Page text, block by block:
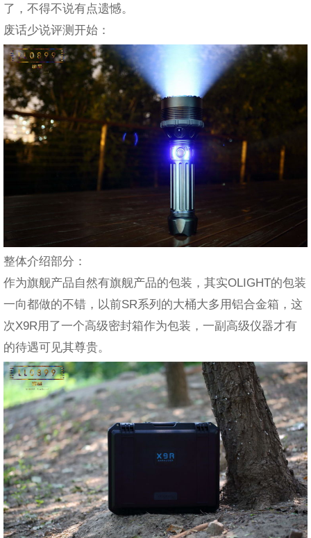
了，不得不说有点遗憾。
废话少说评测开始：
整体介绍部分：
作为旗舰产品自然有旗舰产品的包装，其实OLIGHT的包装
一向都做的不错，以前SR系列的大桶大多用铝合金箱，这
次X9R用了一个高级密封箱作为包装，一副高级仪器才有
的待遇可见其尊贵。